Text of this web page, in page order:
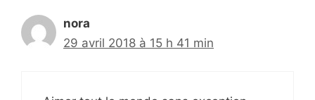
nora
29 avril 2018 à 15 h 41 min